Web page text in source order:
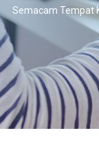
Semacam Tempat